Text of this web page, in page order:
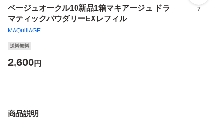
ベージュオークル10新品1箱マキアージュ ドラ
マティックパウダリーEXレフィル
MAQuillAGE
7
送料無料
2,600円
商品説明